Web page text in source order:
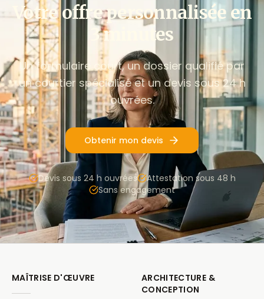
Votre offre personnalisée en
3 minutes
Un formulaire court, un dossier qualifié par
un courtier spécialisé et un devis sous 24 h
ouvrées.
Obtenir mon devis
Devis sous 24 h ouvrées
Attestation sous 48 h
Sans engagement
MAÎTRISE D'ŒUVRE
ARCHITECTURE &
CONCEPTION